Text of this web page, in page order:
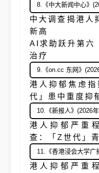
8.《中大新闻中心》
中大调查揭港人
新高
AI求助跃升第
治疗
9.《on.cc 东网》
港人抑郁焦虑
代」患中重度抑
10.《新报人》(2026
港人抑郁严重
查：「Z世代」
11.《香港浸会大学广
港人抑郁严重